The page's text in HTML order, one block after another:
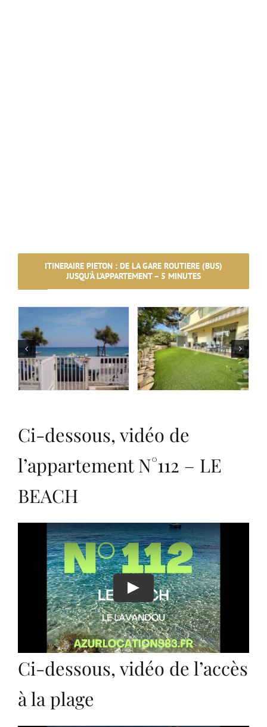
ITINERAIRE PIETON : DE LA GARE ROUTIERE (BUS)
JUSQU’À L’APPARTEMENT – 5 MINUTES
Ci-dessous, vidéo de
l’appartement N°112 – LE
BEACH
Play
Ci-dessous, vidéo de l’accès
à la plage